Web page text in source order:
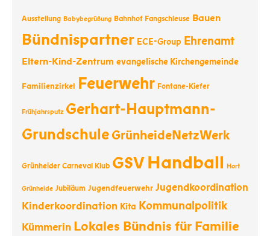
Ausstellung Babybegrüßung Bahnhof Fangschleuse Bauen
Bündnispartner ECE-Group Ehrenamt
Eltern-Kind-Zentrum evangelische Kirchengemeinde
Familienzirkel Feuerwehr Fontane-Kiefer
Frühjahrsputz Gerhart-Hauptmann-
GrundschuleGrünheideNetzWerk
Grünheider Carneval Klub GSVHandball Hort
Grünheide Jubiläum Jugendfeuerwehr Jugendkoordination
Kinderkoordination Kita Kommunalpolitik
Kümmerin Lokales Bündnis für Familie